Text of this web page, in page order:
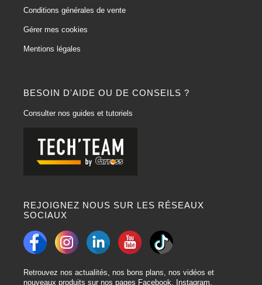
BESOIN D'AIDE OU DE CONSEILS ?
Consulter nos guides et tutoriels
REJOIGNEZ NOUS SUR LES RÉSEAUX
SOCIAUX
Retrouvez nos actualités, nos bons plans, nos vidéos et
nouveaux produits sur nos pages Facebook, Instagram,
Conditions générales de vente
Gérer mes cookies
Mentions légales